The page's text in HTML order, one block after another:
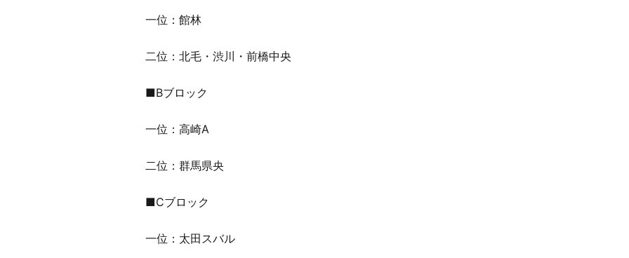
一位：館林
二位：北毛・渋川・前橋中央
■Bブロック
一位：高崎A
二位：群馬県央
■Cブロック
一位：太田スバル